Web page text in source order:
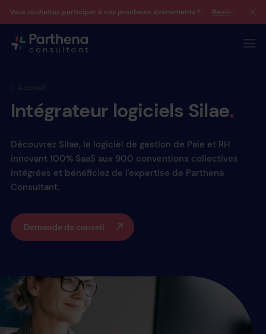
Vous souhaitez participer à nos prochains évènements ? Rendez-vous
Intégrateur logiciels Silae
Découvrez Silae, le logiciel de gestion de Paie et RH
innovant 100% SaaS aux 900 conventions collectives
intégrées et bénéficiez de l'expertise de Parthena
Consultant.
Demande de conseil